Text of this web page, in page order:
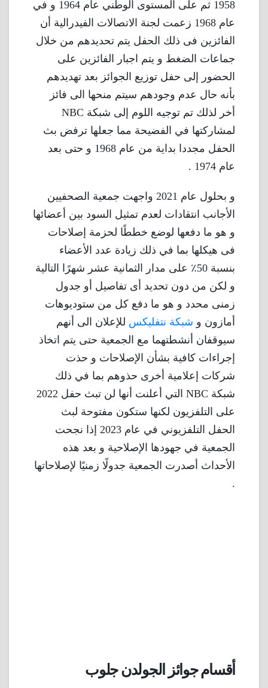
1958 ثم على المستوى الوطني عام 1964 و في
عام 1968 زعمت لجنة الاتصالات الفيدرالية أن
الفائزين فى ذلك الحفل يتم تحديدهم من خلال
جماعات الضغط و يتم اجبار الفائزين على
الحضور إلى حفل توزيع الجوائز بعد تهديدهم
بأنه حال عدم وجودهم سيتم منحها الى فائز
أخر لذلك تم توجيه اللوم إلى شبكة NBC
لمشاركتها في الفضيحة مما جعلها ترفض بث
الحفل مجددا بداية من عام 1968 و حتى بعد
عام 1974 .
و بحلول عام 2021 واجهت جمعية الصحفيين
الأجانب انتقادات لعدم تمثيل السود بين أعضائها
و هو ما دفعها لوضع خططًا لحزمة إصلاحات
فى هيكلها بما في ذلك زيادة عدد الأعضاء
بنسبة 50٪ على مدار الثمانية عشر شهرًا التالية
و لكن من دون تحديد أى تفاصيل أو جدول
زمنى محدد و هو ما دفع كل من ستوديوهات
أمازون و شبكة نتفليكس للإعلان الى أنهم
سيوقفان أنشطتهما مع الجمعية حتى يتم اتخاذ
إجراءات كافية بشأن الإصلاحات و حذت
شركات إعلامية أخرى حذوهم بما في ذلك
شبكة NBC التي أعلنت أنها لن تبث حفل 2022
على التلفزيون لكنها ستكون مفتوحة لبث
الحفل التلفزيوني في عام 2023 إذا نجحت
الجمعية في جهودها الإصلاحية و بعد هذه
الأحداث أصدرت الجمعية جدولًا زمنيًا لإصلاحاتها
.
أقسام جوائز الجولدن جلوب